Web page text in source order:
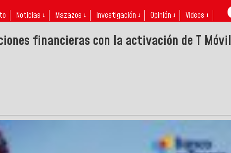
Noticias ↓ Mazazos ↓ Investigación ↓ Opinión ↓ Videos ↓
financieras con la activación de T Móvil